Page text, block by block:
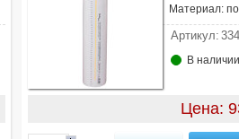
Материал:
Артикул:
В наличии
Цена: